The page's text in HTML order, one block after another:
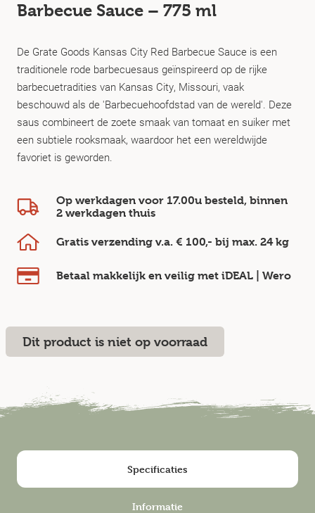
Barbecue Sauce – 775 ml
​De Grate Goods Kansas City Red Barbecue Sauce is een
traditionele rode barbecuesaus geïnspireerd op de rijke
barbecuetradities van Kansas City, Missouri, vaak
beschouwd als de 'Barbecuehoofdstad van de wereld'. Deze
saus combineert de zoete smaak van tomaat en suiker met
een subtiele rooksmaak, waardoor het een wereldwijde
favoriet is geworden.
Op werkdagen voor 17.00u besteld, binnen
2 werkdagen thuis
Gratis verzending v.a. € 100,- bij max. 24 kg
Betaal makkelijk en veilig met iDEAL | Wero
Dit product is niet op voorraad
Specificaties
Informatie